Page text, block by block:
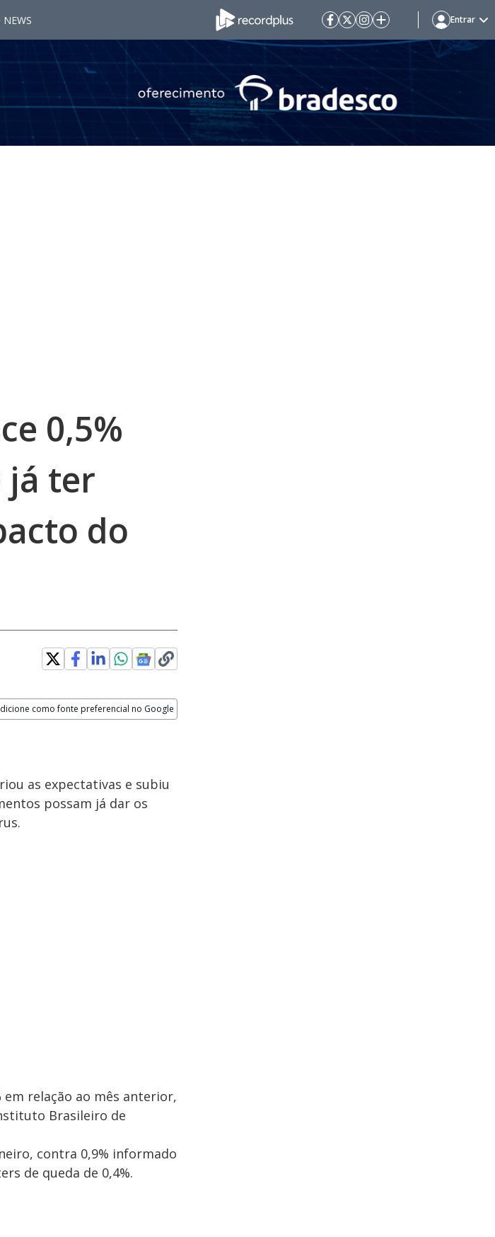
NEWS Entrar
0,5%
já ter
do
como fonte preferencial no Google
as expectativas e subiu
possam já dar os
relação ao mês anterior,
Brasileiro de
contra 0,9% informado
de queda de 0,4%.